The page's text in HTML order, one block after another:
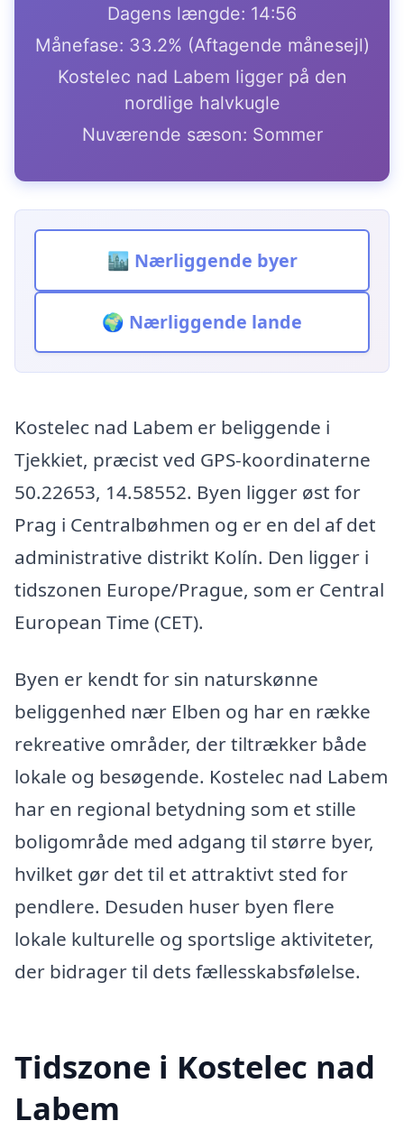
Dagens længde: 14:56
Månefase: 33.2% (Aftagende månesejl)
Kostelec nad Labem ligger på den
nordlige halvkugle
Nuværende sæson: Sommer
🏙️ Nærliggende byer
🌍 Nærliggende lande
Kostelec nad Labem er beliggende i
Tjekkiet, præcist ved GPS-koordinaterne
50.22653, 14.58552. Byen ligger øst for
Prag i Centralbøhmen og er en del af det
administrative distrikt Kolín. Den ligger i
tidszonen Europe/Prague, som er Central
European Time (CET).
Byen er kendt for sin naturskønne
beliggenhed nær Elben og har en række
rekreative områder, der tiltrækker både
lokale og besøgende. Kostelec nad Labem
har en regional betydning som et stille
boligområde med adgang til større byer,
hvilket gør det til et attraktivt sted for
pendlere. Desuden huser byen flere
lokale kulturelle og sportslige aktiviteter,
der bidrager til dets fællesskabsfølelse.
Tidszone i Kostelec nad
Labem